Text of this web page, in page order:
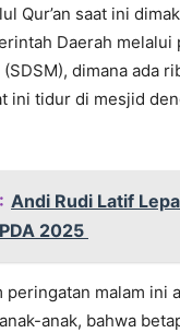
Qur’an saat ini
Daerah melalui
dimana ada
ini tidur di mesjid
Andi Rudi Latif
2025
peringatan malam ini
anak, bahwa